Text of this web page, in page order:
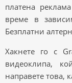
платена
време в
Безплатни
Хакнете го с
видеоклипа,
направете това,